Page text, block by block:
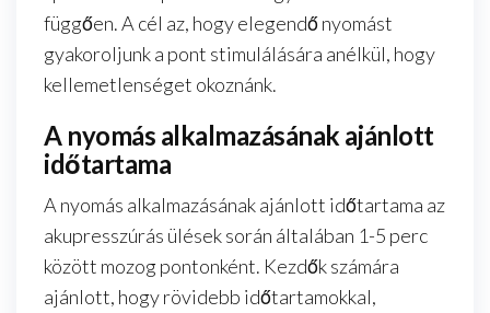
függően. A cél az, hogy elegendő nyomást
gyakoroljunk a pont stimulálására anélkül, hogy
kellemetlenséget okoznánk.
A nyomás alkalmazásának ajánlott
időtartama
A nyomás alkalmazásának ajánlott időtartama az
akupresszúrás ülések során általában 1-5 perc
között mozog pontonként. Kezdők számára
ajánlott, hogy rövidebb időtartamokkal,